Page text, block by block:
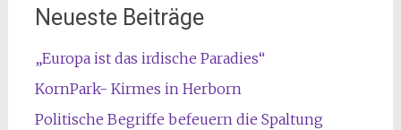
Neueste Beiträge
„Europa ist das irdische Paradies“
KornPark- Kirmes in Herborn
Politische Begriffe befeuern die Spaltung